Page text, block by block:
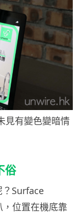
見有變色變暗情
俗
Surface
位置在機底靠